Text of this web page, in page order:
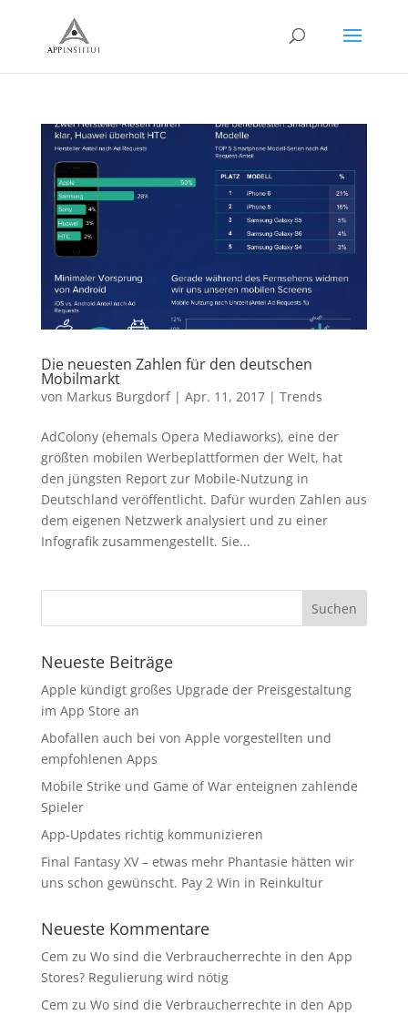
Die neuesten Zahlen für den deutschen
Mobilmarkt
von Markus Burgdorf| Apr. 11, 2017| Trends
AdColony (ehemals Opera Mediaworks), eine der
größten mobilen Werbeplattformen der Welt, hat
den jüngsten Report zur Mobile-Nutzung in
Deutschland veröffentlicht. Dafür wurden Zahlen aus
dem eigenen Netzwerk analysiert und zu einer
Infografik zusammengestellt. Sie...
Neueste Beiträge
Apple kündigt großes Upgrade der Preisgestaltung
im App Store an
Abofallen auch bei von Apple vorgestellten und
empfohlenen Apps
Mobile Strike und Game of War enteignen zahlende
Spieler
App-Updates richtig kommunizieren
Final Fantasy XV – etwas mehr Phantasie hätten wir
uns schon gewünscht. Pay 2 Win in Reinkultur
Neueste Kommentare
Cem zu Wo sind die Verbraucherrechte in den App
Stores? Regulierung wird nötig
Cem zu Wo sind die Verbraucherrechte in den App